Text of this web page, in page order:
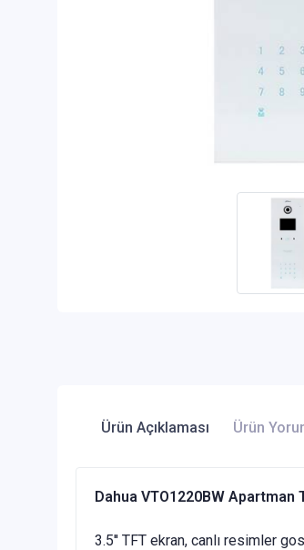
Ürün Açıklaması Ürün
Dahua VTO1220BW
3.5'' TFT ekran, canlı resimler